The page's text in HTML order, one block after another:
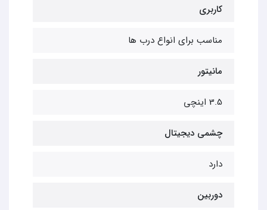
کاربری
مناسب برای انواع درب ها
مانیتور
3.5 اینچی
چشمی دیجیتال
دارد
دوربین